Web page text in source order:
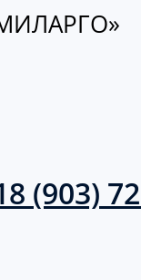
8 (903)